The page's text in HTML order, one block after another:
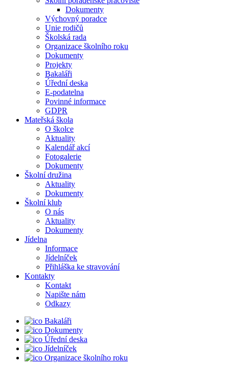
Dokumenty
Výchovný poradce
Unie rodičů
Školská rada
Organizace školního roku
Dokumenty
Projekty
Bakaláři
Úřední deska
E-podatelna
Povinné informace
GDPR
Mateřská škola
O školce
Aktuality
Kalendář akcí
Fotogalerie
Dokumenty
Školní družina
Aktuality
Dokumenty
Školní klub
O nás
Aktuality
Dokumenty
Jídelna
Informace
Jídelníček
Přihláška ke stravování
Kontakty
Kontakt
Napište nám
Odkazy
Bakaláři
Dokumenty
Úřední deska
Jídelníček
Organizace školního roku